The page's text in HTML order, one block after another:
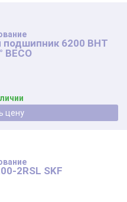
6200 BHT
BECO
Уточнить цену
2RSL SKF